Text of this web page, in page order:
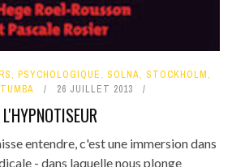
, PSYCHOLOGIQUE, SOLNA, STOCKHOLM,
TUMBA 26 JUILLET 2013
L'HYPNOTISEUR
entendre, c'est une immersion dans
- dans laquelle nous plonge